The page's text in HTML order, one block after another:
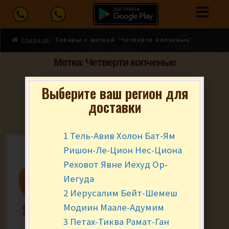
Главная Товары с меткой “Четверти копченые”
Метка: Четверти копченые
Выберите ваш регион для
доставки
1 Тель-Авив Холон Бат-Ям
Ришон-Ле-Цион Нес-Циона
Реховот Явне Иехуд Ор-
Иегуда
2 Иерусалим Бейт-Шемеш
Модиин Маале-Адумим
3 Петах-Тиква Рамат-Ган